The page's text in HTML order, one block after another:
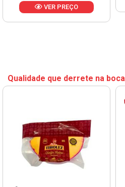
VER PREÇO
Qualidade que derrete na boca